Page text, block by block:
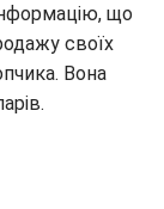
що
своїх
Вона